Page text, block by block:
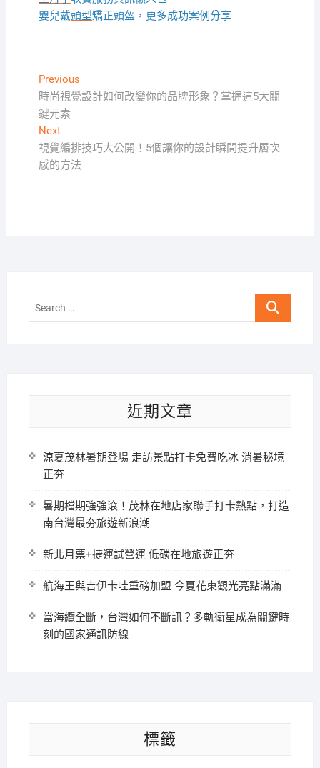
嬰兒戴頭型矯正頭盔，更多成功案例分享
文
章
導
覽
PreviousPrevious
post:
時尚視覺設計如何改變你的品牌形象？掌握這5大關
鍵元素
NextNext
post:
視覺編排技巧大公開！5個讓你的設計瞬間提升層次
感的方法
Search
近期文章
涼夏茂林暑期登場 走訪景點打卡免費吃冰 消暑秘境
正夯
暑期檔期強強滾！茂林在地店家聯手打卡熱點，打造
南台灣最夯旅遊新浪潮
新北月票+捷運試營運 低碳在地旅遊正夯
航海王與吉伊卡哇重磅加盟 今夏花東觀光亮點滿滿
當海纜全斷，台灣如何不斷訊？多軌衛星成為關鍵時
刻的國家通訊防線
標籤